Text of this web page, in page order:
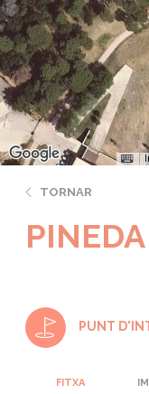
TORNAR
PUNT
FITXA